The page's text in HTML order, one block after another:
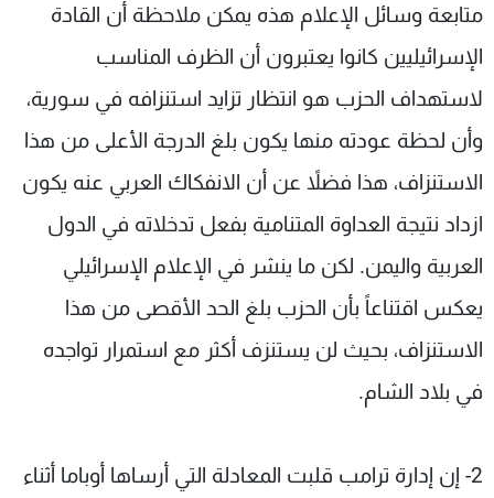
متابعة وسائل الإعلام هذه يمكن ملاحظة أن القادة
الإسرائيليين كانوا يعتبرون أن الظرف المناسب
لاستهداف الحزب هو انتظار تزايد استنزافه في سورية،
وأن لحظة عودته منها يكون بلغ الدرجة الأعلى من هذا
الاستنزاف، هذا فضلاً عن أن الانفكاك العربي عنه يكون
ازداد نتيجة العداوة المتنامية بفعل تدخلاته في الدول
العربية واليمن. لكن ما ينشر في الإعلام الإسرائيلي
يعكس اقتناعاً بأن الحزب بلغ الحد الأقصى من هذا
الاستنزاف، بحيث لن يستنزف أكثر مع استمرار تواجده
في بلاد الشام.
2- إن إدارة ترامب قلبت المعادلة التي أرساها أوباما أثناء